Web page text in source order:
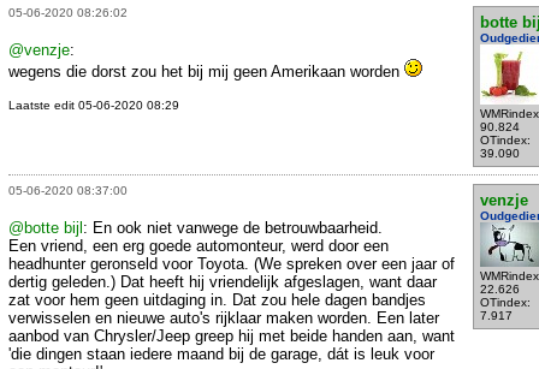
05-06-2020 08:26:02
botte
90.824
OTindex:
39.090
@venzje:
wegens die dorst zou het bij mij geen Amerikaan worden
Laatste edit 05-06-2020 08:29
05-06-2020 08:37:00
venzje
22.626
OTindex:
7.917
@botte bijl : En ook niet vanwege de betrouwbaarheid.
Een vriend, een erg goede automonteur, werd door een
headhunter geronseld voor Toyota. (We spreken over een jaar of
dertig geleden.) Dat heeft hij vriendelijk afgeslagen, want daar
zat voor hem geen uitdaging in. Dat zou hele dagen bandjes
verwisselen en nieuwe auto's rijklaar maken worden. Een later
aanbod van Chrysler/Jeep greep hij met beide handen aan, want
'die dingen staan iedere maand bij de garage, dát is leuk voor